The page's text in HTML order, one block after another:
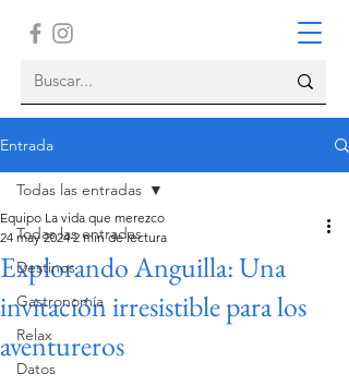
Entrada
Todas las entradas
Destinos
Gastronomía
Relax
Datos
Todas las entradas
Explorando Anguilla: Una
invitación irresistible para los
aventureros
Equipo La vida que merezco
24 may 2024 2 min de lectura